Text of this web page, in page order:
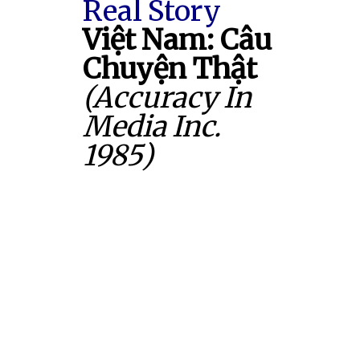
Real Story
Việt Nam: Câu
Chuyện Thật
(Accuracy In
Media Inc.
1985)